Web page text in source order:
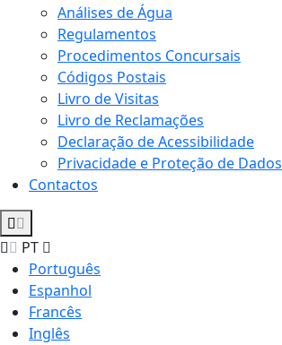
Análises de Água
Regulamentos
Procedimentos Concursais
Códigos Postais
Livro de Visitas
Livro de Reclamações
Declaração de Acessibilidade
Privacidade e Proteção de Dados
Contactos
PT
Português
Espanhol
Francês
Inglês